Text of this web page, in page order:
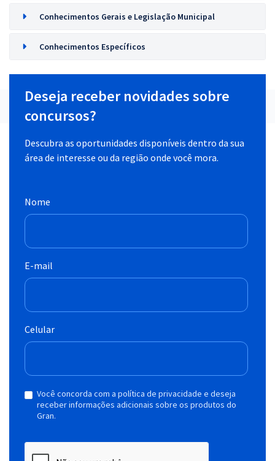
Conhecimentos Gerais e Legislação Municipal
Conhecimentos Específicos
Deseja receber novidades sobre
concursos?
Descubra as oportunidades disponíveis dentro da sua
área de interesse ou da região onde você mora.
Nome
E-mail
Celular
Você concorda com a política de privacidade e deseja
receber informações adicionais sobre os produtos do
Gran.